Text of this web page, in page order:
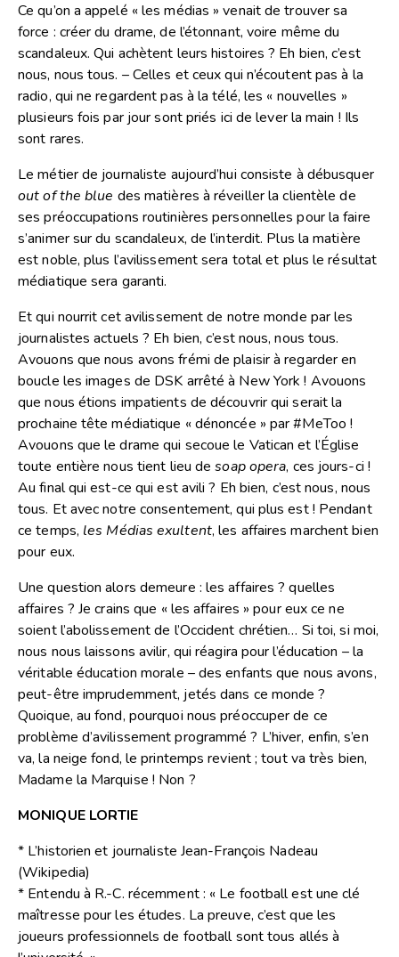
Ce qu’on a appelé « les médias » venait de trouver sa
force : créer du drame, de l’étonnant, voire même du
scandaleux. Qui achètent leurs histoires ? Eh bien, c’est
nous, nous tous. – Celles et ceux qui n’écoutent pas à la
radio, qui ne regardent pas à la télé, les « nouvelles »
plusieurs fois par jour sont priés ici de lever la main ! Ils
sont rares.
Le métier de journaliste aujourd’hui consiste à débusquer
out of the blue des matières à réveiller la clientèle de
ses préoccupations routinières personnelles pour la faire
s’animer sur du scandaleux, de l’interdit. Plus la matière
est noble, plus l’avilissement sera total et plus le résultat
médiatique sera garanti.
Et qui nourrit cet avilissement de notre monde par les
journalistes actuels ? Eh bien, c’est nous, nous tous.
Avouons que nous avons frémi de plaisir à regarder en
boucle les images de DSK arrêté à New York ! Avouons
que nous étions impatients de découvrir qui serait la
prochaine tête médiatique « dénoncée » par #MeToo !
Avouons que le drame qui secoue le Vatican et l’Église
toute entière nous tient lieu desoap opera, ces jours-ci !
Au final qui est-ce qui est avili ? Eh bien, c’est nous, nous
tous. Et avec notre consentement, qui plus est ! Pendant
ce temps, les Médias exultent, les affaires marchent bien
pour eux.
Une question alors demeure : les affaires ? quelles
affaires ? Je crains que « les affaires » pour eux ce ne
soient l’abolissement de l’Occident chrétien… Si toi, si moi,
nous nous laissons avilir, qui réagira pour l’éducation – la
véritable éducation morale – des enfants que nous avons,
peut-être imprudemment, jetés dans ce monde ?
Quoique, au fond, pourquoi nous préoccuper de ce
problème d’avilissement programmé ? L’hiver, enfin, s’en
va, la neige fond, le printemps revient ; tout va très bien,
Madame la Marquise ! Non ?
MONIQUE LORTIE
* L’historien et journaliste Jean-François Nadeau
(Wikipedia)
* Entendu à R.-C. récemment : « Le football est une clé
maîtresse pour les études. La preuve, c’est que les
joueurs professionnels de football sont tous allés à